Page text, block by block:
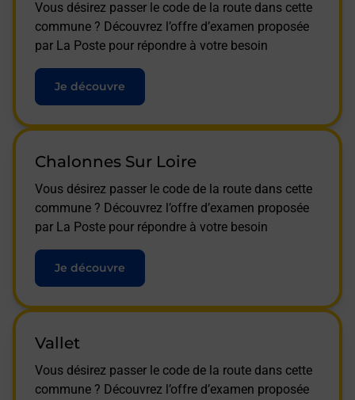
Vous désirez passer le code de la route dans cette
commune ? Découvrez l’offre d’examen proposée
par La Poste pour répondre à votre besoin
Je découvre
Chalonnes Sur Loire
Vous désirez passer le code de la route dans cette
commune ? Découvrez l’offre d’examen proposée
par La Poste pour répondre à votre besoin
Je découvre
Vallet
Vous désirez passer le code de la route dans cette
commune ? Découvrez l’offre d’examen proposée